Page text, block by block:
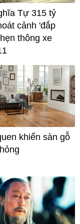
Tự 315 tỷ
cảnh 'đắp
thông xe
khiến sàn gỗ